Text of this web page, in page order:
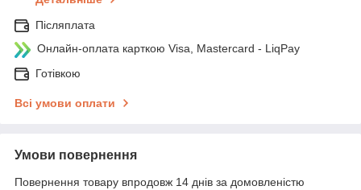
Післяплата
Онлайн-оплата карткою Visa, Mastercard - LiqPay
Готівкою
Всі умови оплати
Умови повернення
Повернення товару впродовж 14 днів за домовленістю